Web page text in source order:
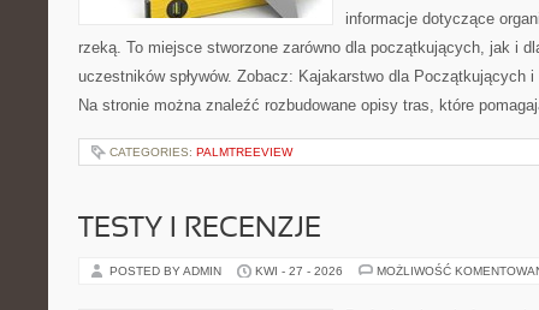
informacje dotyczące
rzeką. To miejsce stworzone zarówno dla początkujących, jak i
uczestników spływów. Zobacz: Kajakarstwo dla Początkujących
Na stronie można znaleźć rozbudowane opisy tras, które
CATEGORIES: PALMTREEVIEW
TESTY I RECENZJE
POSTED BY ADMIN KWI - 27 - 2026 MOŻLIWOŚĆ